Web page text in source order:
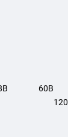
В 60В
120